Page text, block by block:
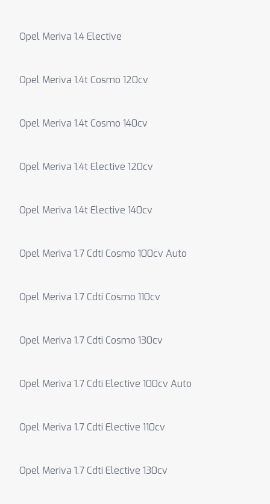
Opel Meriva 1.4 Elective
Opel Meriva 1.4t Cosmo 120cv
Opel Meriva 1.4t Cosmo 140cv
Opel Meriva 1.4t Elective 120cv
Opel Meriva 1.4t Elective 140cv
Opel Meriva 1.7 Cdti Cosmo 100cv Auto
Opel Meriva 1.7 Cdti Cosmo 110cv
Opel Meriva 1.7 Cdti Cosmo 130cv
Opel Meriva 1.7 Cdti Elective 100cv Auto
Opel Meriva 1.7 Cdti Elective 110cv
Opel Meriva 1.7 Cdti Elective 130cv